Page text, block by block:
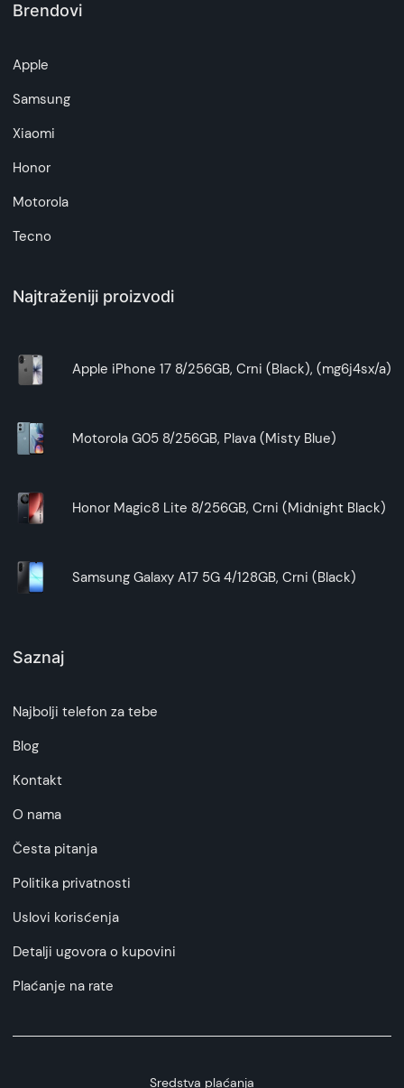
Brendovi
Apple
Samsung
Xiaomi
Honor
Motorola
Tecno
Najtraženiji proizvodi
Apple iPhone 17 8/256GB, Crni (Black), (mg6j4sx/a)
Motorola G05 8/256GB, Plava (Misty Blue)
Honor Magic8 Lite 8/256GB, Crni (Midnight Black)
Samsung Galaxy A17 5G 4/128GB, Crni (Black)
Saznaj
Najbolji telefon za tebe
Blog
Kontakt
O nama
Česta pitanja
Politika privatnosti
Uslovi korisćenja
Detalji ugovora o kupovini
Plaćanje na rate
Sredstva plaćanja